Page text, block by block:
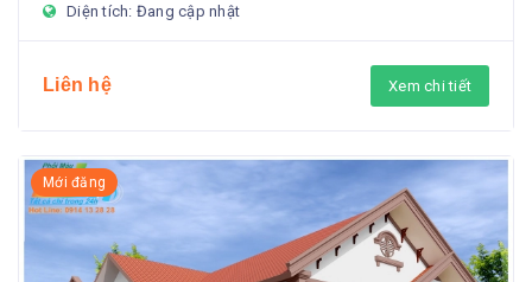
Diện tích: Đang cập nhật
Liên hệ Xem chi tiết
Mới đăng